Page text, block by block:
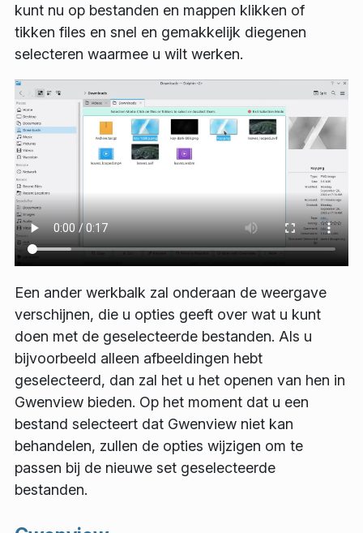
kunt nu op bestanden en mappen klikken of
tikken files en snel en gemakkelijk diegenen
selecteren waarmee u wilt werken.
Een ander werkbalk zal onderaan de weergave
verschijnen, die u opties geeft over wat u kunt
doen met de geselecteerde bestanden. Als u
bijvoorbeeld alleen afbeeldingen hebt
geselecteerd, dan zal het u het openen van hen in
Gwenview bieden. Op het moment dat u een
bestand selecteert dat Gwenview niet kan
behandelen, zullen de opties wijzigen om te
passen bij de nieuwe set geselecteerde
bestanden.